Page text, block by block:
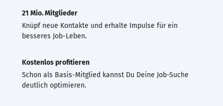
21 Mio. Mitglieder
Knüpf neue Kontakte und erhalte Impulse für ein
besseres Job-Leben.
Kostenlos profitieren
Schon als Basis-Mitglied kannst Du Deine Job-Suche
deutlich optimieren.